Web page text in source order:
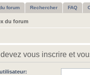
forum Rechercher FAQ
du forum
vous inscrire et